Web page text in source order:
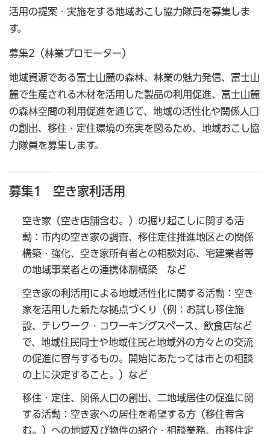
活用の提案・実施をする地域おこし協力隊員を募集しま
す。
募集2（林業プロモーター）
地域資源である富士山麓の森林、林業の魅力発信、富士山
麓で生産される木材を活用した製品の利用促進、富士山麓
の森林空間の利用促進を通じて、地域の活性化や関係人口
の創出、移住・定住環境の充実を図るため、地域おこし協
力隊員を募集します。
募集1 空き家利活用
空き家（空き店舗含む。）の掘り起こしに関する活
動：市内の空き家の調査、移住定住推進地区との関係
構築・強化、空き家所有者との相談対応、宅建業者等
の地域事業者との連携体制構築 など
空き家の利活用による地域活性化に関する活動：空き
家を活用した新たな拠点づくり（例：お試し移住施
設、テレワーク・コワーキングスペース、飲食店など
で、地域住民同士や地域住民と地域外の方々との交流
の促進に寄与するもの。開始にあたっては市との相談
の上に決定すること。）など
移住・定住、関係人口の創出、二地域居住の促進に関
する活動：空き家への居住を希望する方（移住者含
む。）への地域及び物件の紹介・相談業務、市移住定